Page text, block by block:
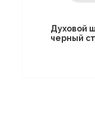
Духовой
черный